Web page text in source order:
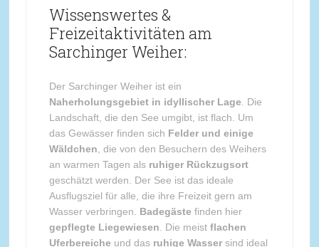
Wissenswertes &
Freizeitaktivitäten am
Sarchinger Weiher:
Der Sarchinger Weiher ist ein
Naherholungsgebiet in idyllischer Lage . Die
Landschaft, die den See umgibt, ist flach. Um
das Gewässer finden sich Felder und einige
Wäldchen , die von den Besuchern des Weihers
an warmen Tagen als ruhiger Rückzugsort
geschätzt werden. Der See ist das ideale
Ausflugsziel für alle, die ihre Freizeit gern am
Wasser verbringen. Badegäste finden hier
gepflegte Liegewiesen . Die meist flachen
Uferbereiche und das ruhige Wassersind ideal